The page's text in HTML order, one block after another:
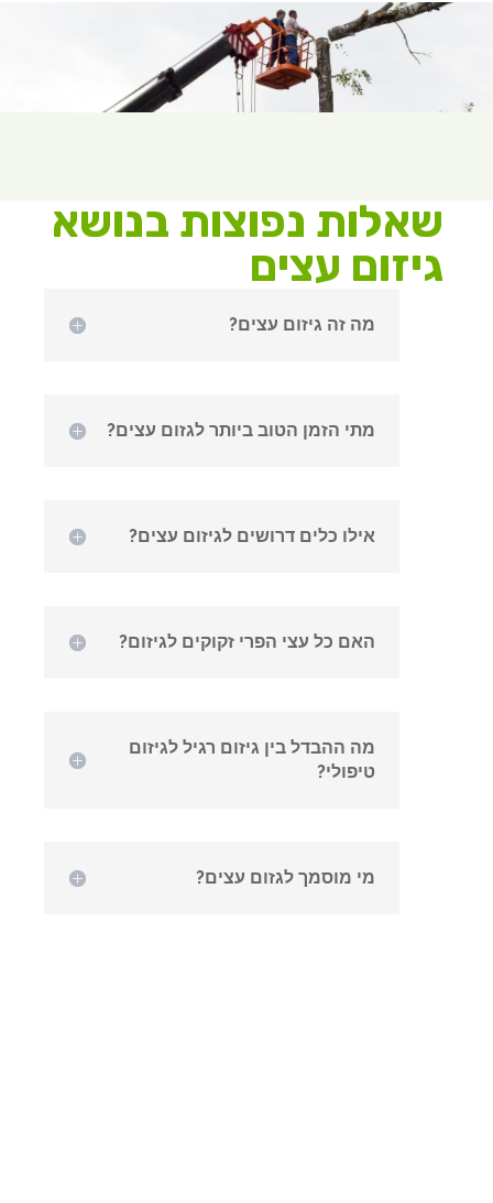
שאלות נפוצות בנושא
גיזום עצים
מה זה גיזום עצים?
מתי הזמן הטוב ביותר לגזום עצים?
אילו כלים דרושים לגיזום עצים?
האם כל עצי הפרי זקוקים לגיזום?
מה ההבדל בין גיזום רגיל לגיזום
טיפולי?
מי מוסמך לגזום עצים?